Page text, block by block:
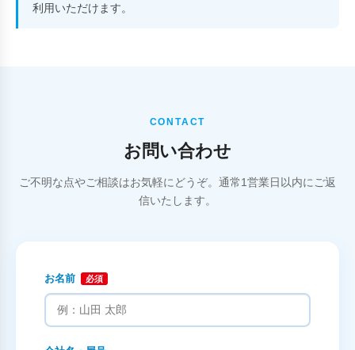
利用いただけます。
CONTACT
お問い合わせ
ご不明な点やご相談はお気軽にどうぞ。通常1営業日以内にご返
信いたします。
お名前 必須